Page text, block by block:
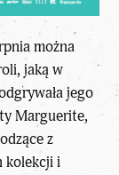
można
jaką w
jego
Marguerite,
z
kolekcji i